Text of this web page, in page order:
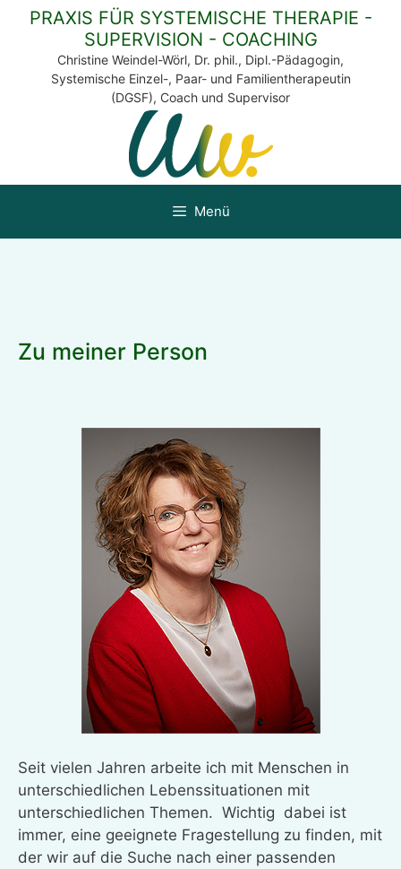
Zum
springen
PRAXIS FÜR SYSTEMISCHE THERAPIE -
SUPERVISION - COACHING
Christine Weindel-Wörl, Dr. phil., Dipl.-Pädagogin,
Systemische Einzel-, Paar- und Familientherapeutin
(DGSF), Coach und Supervisor
Menü
Zu meiner Person
Seit vielen Jahren arbeite ich mit Menschen in
unterschiedlichen Lebenssituationen mit
unterschiedlichen Themen. Wichtig dabei ist
immer, eine geeignete Fragestellung zu finden, mit
der wir auf die Suche nach einer passenden